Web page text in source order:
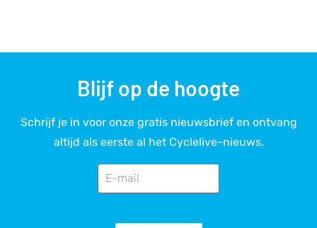
Blijf op de hoogte
Schrijf je in voor onze gratis nieuwsbrief en ontvang
altijd als eerste al het Cyclelive-nieuws.